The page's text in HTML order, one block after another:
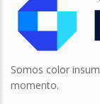
Somos color
momento.